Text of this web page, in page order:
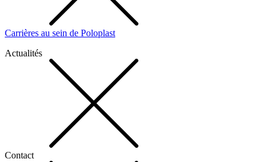
Carrières au sein de Poloplast
Actualités
Contact